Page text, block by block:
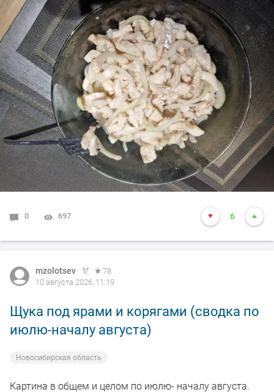
0 697 6
mzolotsev
78
10 августа 2026, 11:19
Щука под ярами и корягами (сводка по
июлю-началу августа)
Новосибирская область
Картина в общем и целом по июлю- началу августа.